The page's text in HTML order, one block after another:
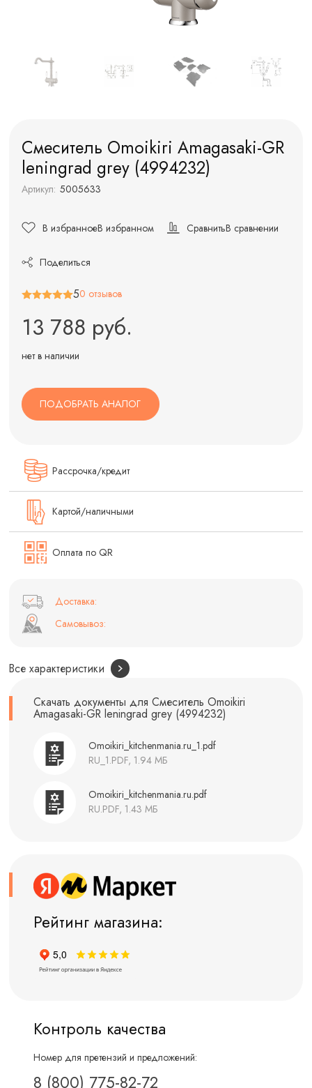
Смеситель Omoikiri Amagasaki-GR
leningrad grey (4994232)
Артикул: 5005633
В избранноеВ избранном СравнитьВ сравнении
Поделиться
50 отзывов
13 788 руб.
нет в наличии
ПОДОБРАТЬ АНАЛОГ
Рассрочка/кредит
Картой/наличными
Оплата по QR
Доставка:
Самовывоз:
Все характеристики
Скачать документы для Смеситель Omoikiri
Amagasaki-GR leningrad grey (4994232)
Omoikiri_kitchenmania.ru_1.pdf
RU_1.PDF, 1.94 МБ
Omoikiri_kitchenmania.ru.pdf
RU.PDF, 1.43 МБ
Рейтинг магазина:
Контроль качества
Номер для претензий и предложений:
8 (800) 775-82-72